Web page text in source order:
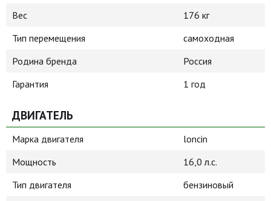
Вес
176 кг
Тип перемещения
самоходная
Родина бренда
Россия
Гарантия
1 год
ДВИГАТЕЛЬ
Марка двигателя
loncin
Мощность
16,0 л.с.
Тип двигателя
бензиновый